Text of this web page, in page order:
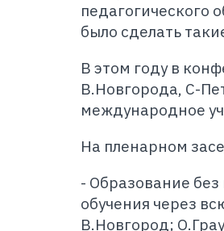
педагогического
было сделать
В этом году в
В.Новгорода, С-
международное
На пленарном
- Образование
обучения через
В.Новгород;